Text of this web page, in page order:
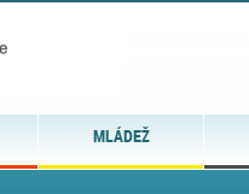
MLÁDEŽ